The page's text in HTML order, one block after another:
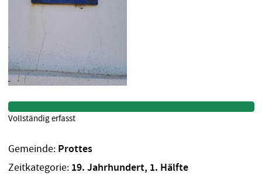
Gemeinde: Prottes
Zeitkategorie: 19. Jahrhundert, 1. Hälfte
Vollständig erfasst